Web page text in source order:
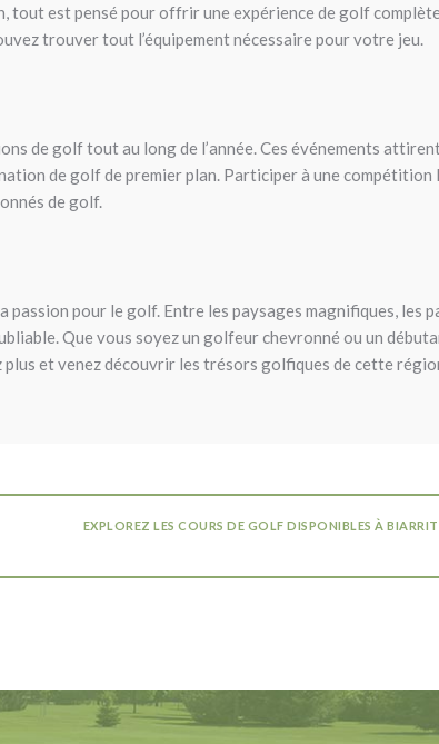
est pensé pour offrir une expérience de golf
trouver tout l’équipement nécessaire pour votre jeu.
de golf tout au long de l’année. Ces événements
de golf de premier plan. Participer à une compétition
de golf.
pour le golf. Entre les paysages magnifiques, les
Que vous soyez un golfeur chevronné ou un
et venez découvrir les trésors golfiques de cette
EXPLOREZ LES COURS DE GOLF DISPONIBLES À